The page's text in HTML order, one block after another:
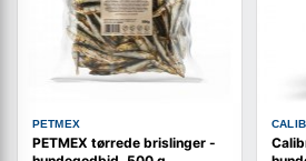
PETMEX
PETMEX tørrede brislinger -